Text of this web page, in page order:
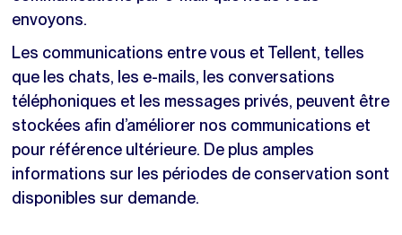
envoyons.
Les communications entre vous et Tellent, telles
que les chats, les e-mails, les conversations
téléphoniques et les messages privés, peuvent être
stockées afin d’améliorer nos communications et
pour référence ultérieure. De plus amples
informations sur les périodes de conservation sont
disponibles sur demande.